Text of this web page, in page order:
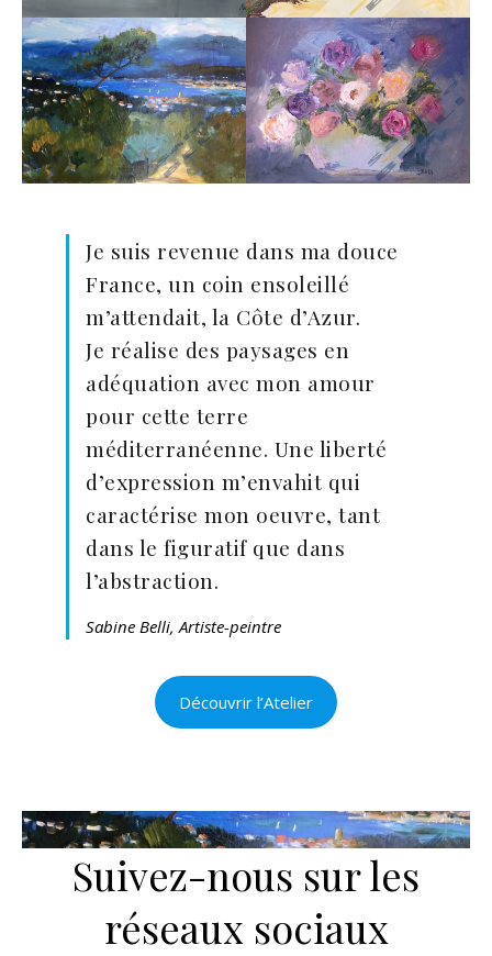
Je suis revenue dans ma douce
France, un coin ensoleillé
m’attendait, la Côte d’Azur.
Je réalise des paysages en
adéquation avec mon amour
pour cette terre
méditerranéenne. Une liberté
d’expression m’envahit qui
caractérise mon oeuvre, tant
dans le figuratif que dans
l’abstraction.
Sabine Belli, Artiste-peintre
Découvrir l’Atelier
Suivez-nous sur les
réseaux sociaux